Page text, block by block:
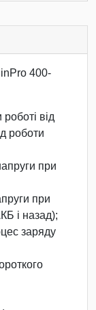
400-
від
роботи
при
при
і назад);
заряду